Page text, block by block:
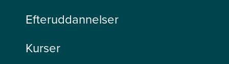
Efteruddannelser
Kurser